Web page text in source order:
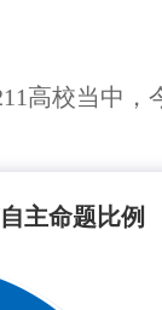
高校当中，
主命题比例